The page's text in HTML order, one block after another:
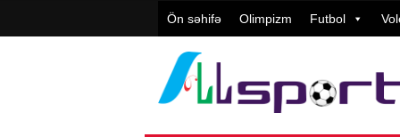
Ön səhifə Olimpizm Futbol